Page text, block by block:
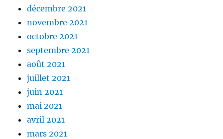
décembre 2021
novembre 2021
octobre 2021
septembre 2021
août 2021
juillet 2021
juin 2021
mai 2021
avril 2021
mars 2021